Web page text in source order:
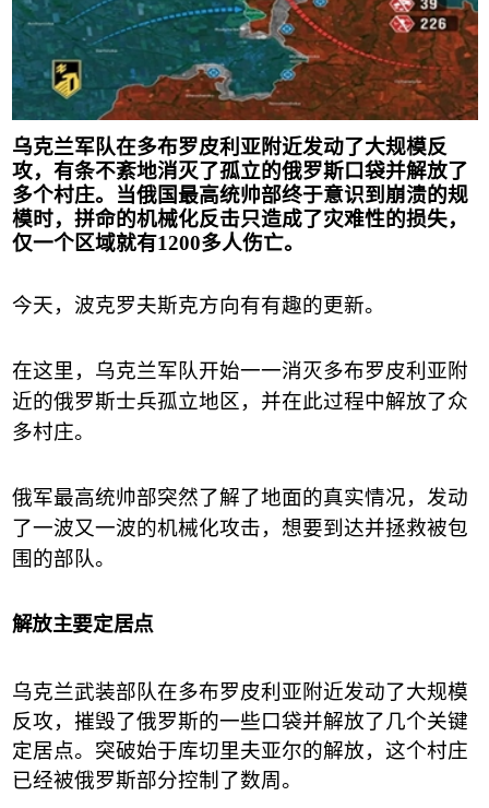
乌克兰军队在多布罗皮利亚附近发动了大规模反
攻，有条不紊地消灭了孤立的俄罗斯口袋并解放了
多个村庄。当俄国最高统帅部终于意识到崩溃的规
模时，拼命的机械化反击只造成了灾难性的损失，
仅一个区域就有1200多人伤亡。
今天，波克罗夫斯克方向有有趣的更新。
在这里，乌克兰军队开始一一消灭多布罗皮利亚附
近的俄罗斯士兵孤立地区，并在此过程中解放了众
多村庄。
俄军最高统帅部突然了解了地面的真实情况，发动
了一波又一波的机械化攻击，想要到达并拯救被包
围的部队。
解放主要定居点
乌克兰武装部队在多布罗皮利亚附近发动了大规模
反攻，摧毁了俄罗斯的一些口袋并解放了几个关键
定居点。突破始于库切里夫亚尔的解放，这个村庄
已经被俄罗斯部分控制了数周。